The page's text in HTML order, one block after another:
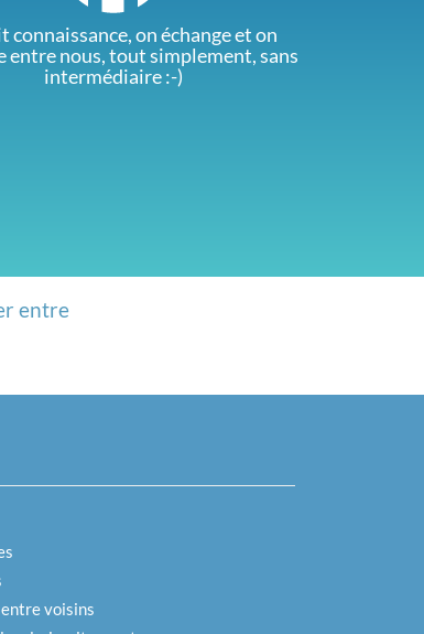
connaissance, on échange et on
entre nous, tout simplement, sans
intermédiaire :-)
entre
voisins